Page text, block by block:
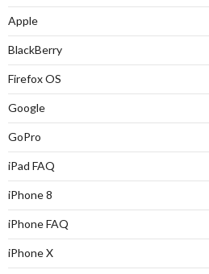
Apple
BlackBerry
Firefox OS
Google
GoPro
iPad FAQ
iPhone 8
iPhone FAQ
iPhone X